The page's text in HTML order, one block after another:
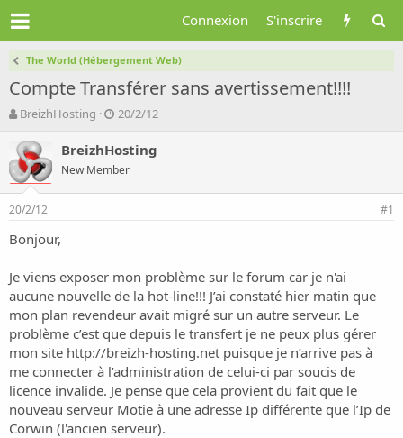
Connexion S'inscrire
The World (Hébergement Web)
Compte Transférer sans avertissement!!!!
A
t
e
u
r
d
l
d
i
c
u
s
s
i
o
BreizhHosting
D
t
d
e
t
20/2/12
BreizhHosting
New Member
20/2/12 #1
Bonjour,
Je viens exposer mon problème sur le forum car je n'ai
aucune nouvelle de la hot-line!!! J’ai constaté hier matin que
mon plan revendeur avait migré sur un autre serveur. Le
problème c’est que depuis le transfert je ne peux plus gérer
mon site http://breizh-hosting.net puisque je n’arrive pas à
me connecter à l’administration de celui-ci par soucis de
licence invalide. Je pense que cela provient du fait que le
nouveau serveur Motie à une adresse Ip différente que l’Ip de
Corwin (l'ancien serveur).